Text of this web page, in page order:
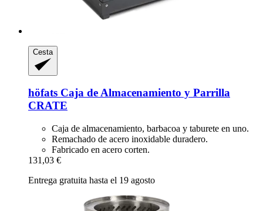
Cesta
höfats Caja de Almacenamiento y Parrilla
CRATE
Caja de almacenamiento, barbacoa y taburete en uno.
Remachado de acero inoxidable duradero.
Fabricado en acero corten.
131,03 €
Entrega gratuita hasta el 19 agosto